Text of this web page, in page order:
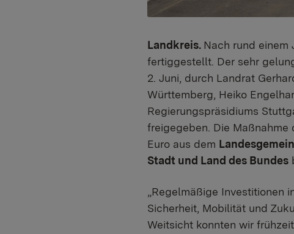
Landkreis. Nach rund einem
fertiggestellt. Der sehr
2. Juni, durch Landrat
Württemberg, Heiko
Regierungspräsidiums
freigegeben. Die Maßnahme
Euro aus dem
Stadt und Land des Bundes
„Regelmäßige Investitionen
Sicherheit, Mobilität und
Weitsicht konnten wir